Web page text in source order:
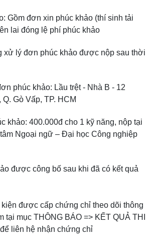
Gồm đơn xin phúc khảo (thí sinh tải
lai đóng lệ phí phúc khảo
xử lý đơn phúc khảo được nộp sau thời
phúc khảo: Lầu trệt - Nhà B - 12
Gò Vấp, TP. HCM
khảo: 400.000đ cho 1 kỹ năng, nộp tại
Ngoại ngữ – Đại học Công nghiệp
được công bố sau khi đã có kết quả
được cấp chứng chỉ theo dõi thông
tại mục THÔNG BÁO => KẾT QUẢ THI
liên hệ nhận chứng chỉ